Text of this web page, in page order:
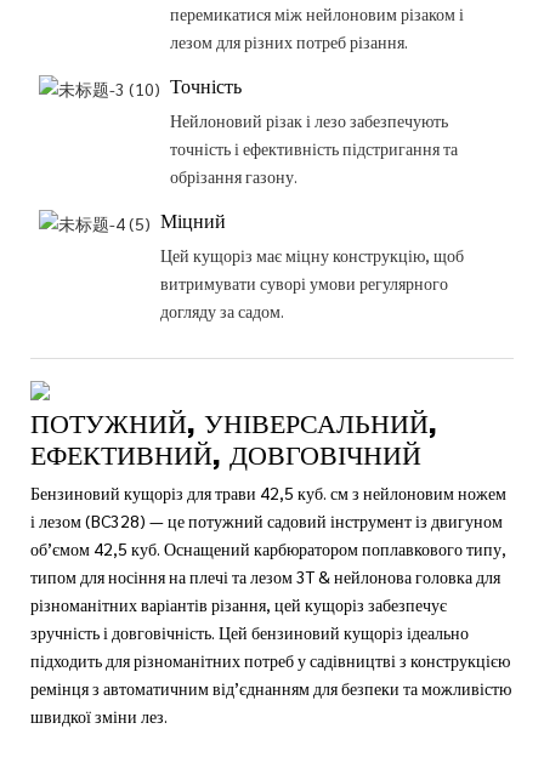
перемикатися між нейлоновим різаком і
лезом для різних потреб різання.
Точність
Нейлоновий різак і лезо забезпечують
точність і ефективність підстригання та
обрізання газону.
Міцний
Цей кущоріз має міцну конструкцію, щоб
витримувати суворі умови регулярного
догляду за садом.
ПОТУЖНИЙ, УНІВЕРСАЛЬНИЙ,
ЕФЕКТИВНИЙ, ДОВГОВІЧНИЙ
Бензиновий кущоріз для трави 42,5 куб. см з нейлоновим ножем
і лезом (BC328) — це потужний садовий інструмент із двигуном
об’ємом 42,5 куб. Оснащений карбюратором поплавкового типу,
типом для носіння на плечі та лезом 3T & нейлонова головка для
різноманітних варіантів різання, цей кущоріз забезпечує
зручність і довговічність. Цей бензиновий кущоріз ідеально
підходить для різноманітних потреб у садівництві з конструкцією
ремінця з автоматичним від’єднанням для безпеки та можливістю
швидкої зміни лез.